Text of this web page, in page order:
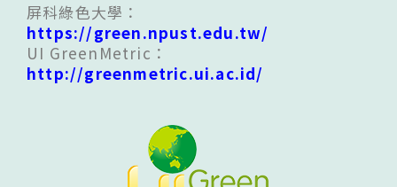
屏科綠色大學：
https://green.npust.edu.tw/
UI GreenMetric：
http://greenmetric.ui.ac.id/